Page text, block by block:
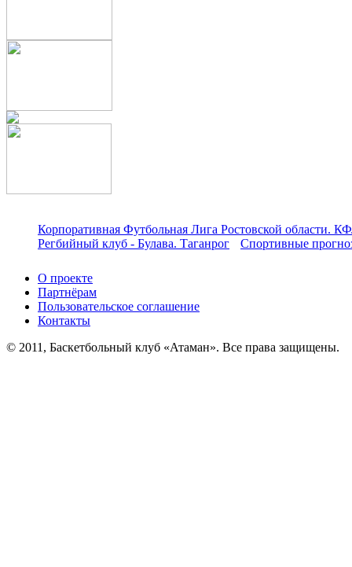
Корпоративная Футбольная Лига Ростовской области.
Регбийный клуб - Булава. Таганрог
Спортивные
О проекте
Партнёрам
Пользовательское соглашение
Контакты
© 2011, Баскетбольный клуб «Атаман». Все права защищены.